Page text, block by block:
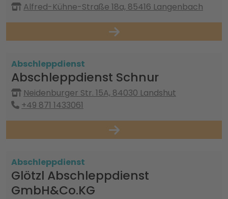
Alfred-Kühne-Straße 18a, 85416 Langenbach
Abschleppdienst
Abschleppdienst Schnur
Neidenburger Str. 15A, 84030 Landshut
+49 871 1433061
Abschleppdienst
Glötzl Abschleppdienst
GmbH&Co.KG